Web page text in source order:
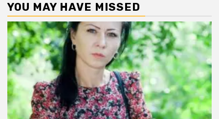
YOU MAY HAVE MISSED